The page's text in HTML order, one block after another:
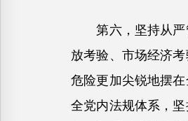
第六，坚持从严管
放考验、市场经济
危险更加尖锐地摆
全党内法规体系，